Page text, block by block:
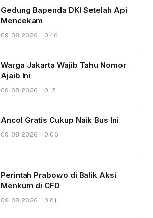
Gedung Bapenda DKI Setelah Api
Mencekam
09-08-2026 - 10.46
Warga Jakarta Wajib Tahu Nomor
Ajaib Ini
09-08-2026 - 10.15
Ancol Gratis Cukup Naik Bus Ini
09-08-2026 - 10.06
Perintah Prabowo di Balik Aksi
Menkum di CFD
09-08-2026 - 10.01